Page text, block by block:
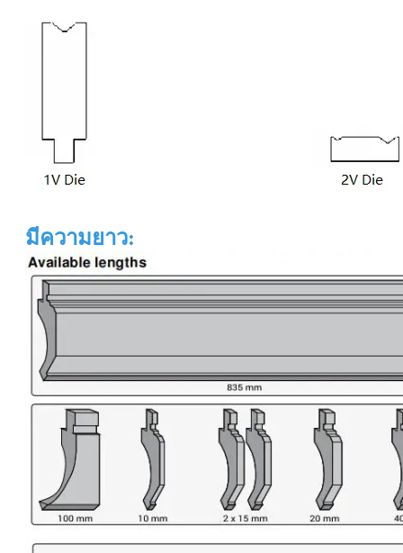
มีความยาว: